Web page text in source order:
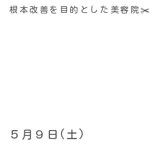
根本改善を目的とした美容院✂️
５月９日(土)